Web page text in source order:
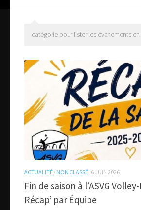
catégorie pour lister les évènements
ACTUALITÉ / NON CLASSÉ 6 JUIN 2026
Fin de saison à l’ASVG
Récap’ par Équipe